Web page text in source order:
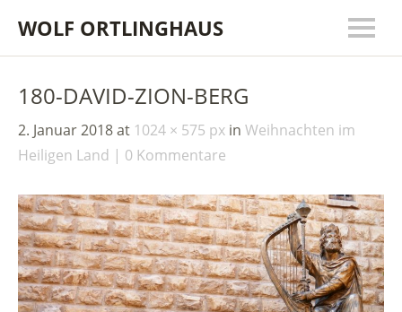
WOLF ORTLINGHAUS
180-DAVID-ZION-BERG
2. Januar 2018at 1024 × 575 px in Weihnachten im
Heiligen Land
0 Kommentare